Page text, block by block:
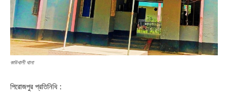
কাউখালী থানা
পিরোজপুর প্রতিনিধি :